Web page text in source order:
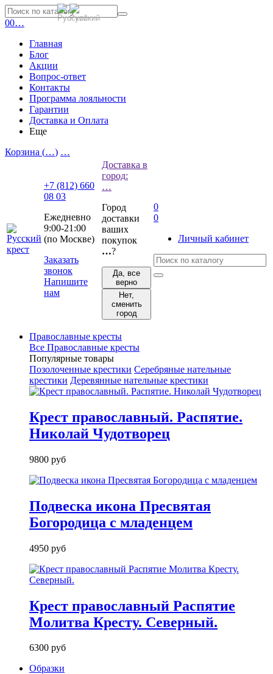
00…
Главная
Блог
Акции
Вопрос-ответ
Контакты
Программа лояльности
Гарантии
Доставка и Оплата
Еще
Корзина (…) …
+7 (812) 660
08 03
Ежедневно
9:00-21:00
(по Москве)
Заказать
звонок
Напишите
нам
Доставка в
город:
…
Город
доставки
ваших
покупок
…?
Да, все
верно
Нет,
сменить
город
0
0
Личный кабинет
Православные кресты
Все Православные кресты
Популярные товары
Позолоченные крестики Серебряные нательные
крестики Деревянные нательные крестики
Крест православный. Распятие.
Николай Чудотворец
9800 руб
Подвеска икона Пресвятая
Богородица с младенцем
4950 руб
Крест православный Распятие
Молитва Кресту. Северный.
6300 руб
Образки